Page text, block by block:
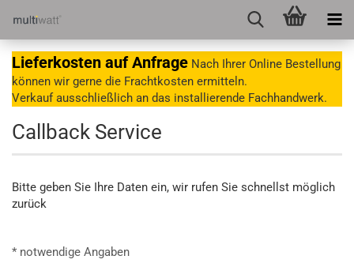
Lieferkosten auf Anfrage Nach Ihrer Online Bestellung
können wir gerne die Frachtkosten ermitteln.
Verkauf ausschließlich an das installierende Fachhandwerk.
Callback Service
Bitte geben Sie Ihre Daten ein, wir rufen Sie schnellst möglich
zurück
CALLBACK
SERVICE
* notwendige Angaben